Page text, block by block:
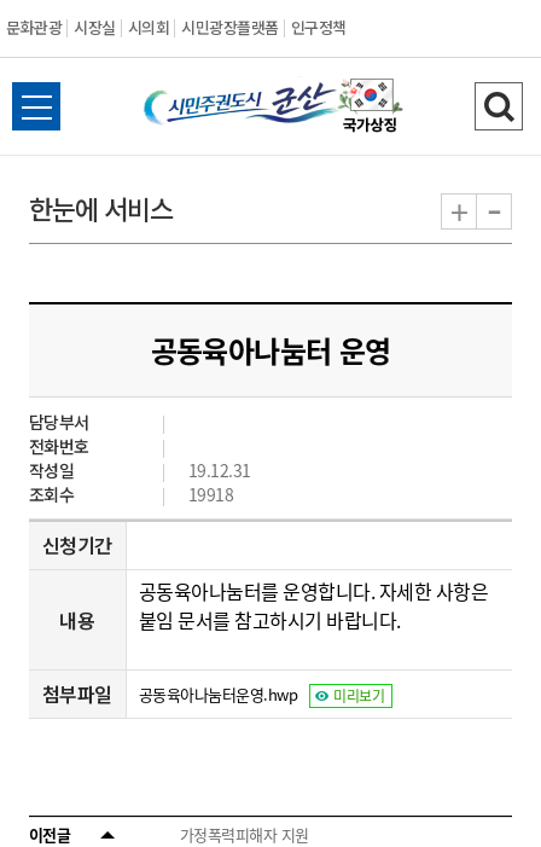
문화관광 시장실 시의회 시민광장플랫폼 인구정책
시
민
도
시
전
체
뉴
열
검
색
기
한눈에 서비스 + -
공동육아나눔터 운영
담당부서
전화번호
작성일
19.12.31
조회수
19918
신청기간
내용
공동육아나눔터를 운영합니다.자세한 사항은
붙임 문서를 참고하시기 바랍니다.
첨부파일 공동육아나눔터운영.hwp 미리보기
이전글
가정폭력피해자 지원